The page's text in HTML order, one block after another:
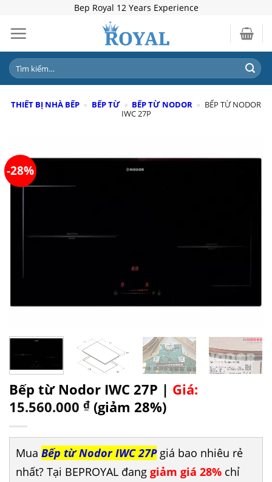
content
Bep Royal 12 Years Experience
Tìm
kiếm:
THIẾT BỊ NHÀ BẾP » BẾP TỪ » BẾP TỪ NODOR » BẾP TỪ NODOR
IWC 27P
-28%
Bếp từ Nodor IWC 27P | Giá:
15.560.000 ₫ (giảm 28%)
Mua Bếp từ Nodor IWC 27Pgiá bao nhiêu rẻ
nhất? Tại BEPROYAL đang giảm giá 28% chỉ